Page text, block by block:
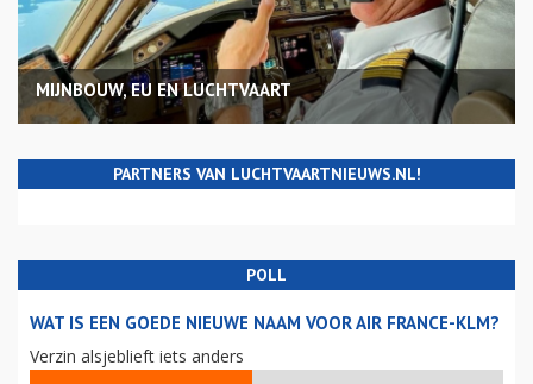
MIJNBOUW, EU EN LUCHTVAART
PARTNERS VAN LUCHTVAARTNIEUWS.NL!
POLL
WAT IS EEN GOEDE NIEUWE NAAM VOOR AIR FRANCE-KLM?
Verzin alsjeblieft iets anders